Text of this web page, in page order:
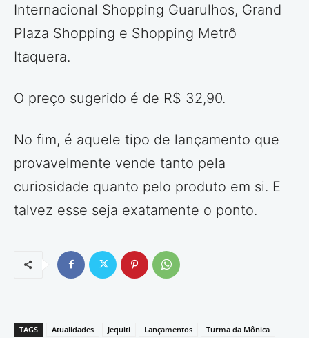
Internacional Shopping Guarulhos, Grand
Plaza Shopping e Shopping Metrô
Itaquera.
O preço sugerido é de R$ 32,90.
No fim, é aquele tipo de lançamento que
provavelmente vende tanto pela
curiosidade quanto pelo produto em si. E
talvez esse seja exatamente o ponto.
TAGS Atualidades Jequiti Lançamentos
Turma da Mônica